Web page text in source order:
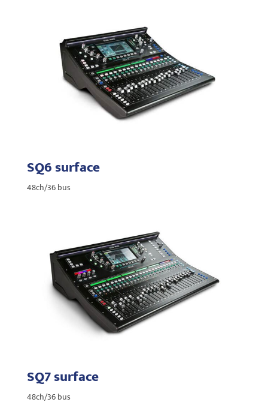
SQ6 surface
48ch/36 bus
SQ7 surface
48ch/36 bus